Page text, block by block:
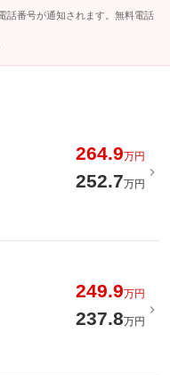
話番号が通知されます。無料電話
264.9万円
252.7万円
249.9万円
237.8万円